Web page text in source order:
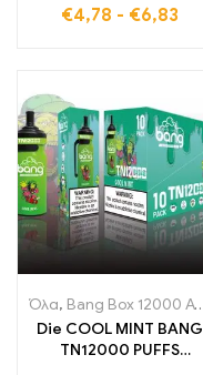
παρέχει 15000
σε κάθε τσίμπημα
€4,78 - €6,83
Όλα, Bang Box 12000 Αναπλήρωση
Die COOL MINT BANG
TN12000 PUFFS